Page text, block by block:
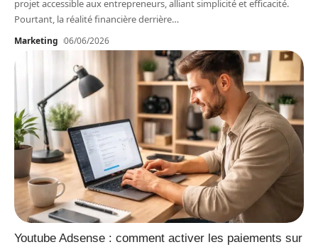
projet accessible aux entrepreneurs, alliant simplicité et efficacité.
Pourtant, la réalité financière derrière…
Marketing 06/06/2026
Youtube Adsense : comment activer les paiements sur